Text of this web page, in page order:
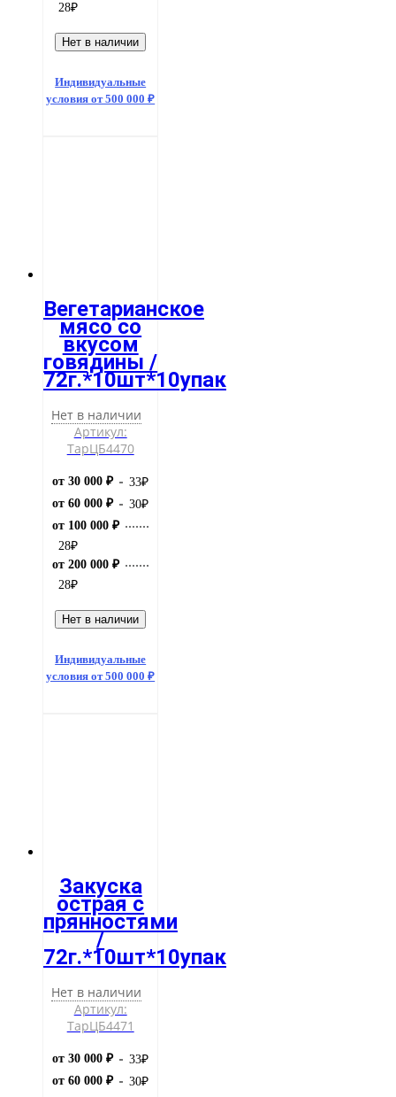
28₽
Нет в наличии
Индивидуальные
условия от 500 000 ₽
Вегетарианское
мясо со
вкусом
говядины /
72г.*10шт*10упак
Нет в наличии
Артикул:
ТарЦБ4470
от 30 000 ₽ 33₽
от 60 000 ₽
30₽
от 100 000 ₽
28₽
от 200 000 ₽
28₽
Нет в наличии
Индивидуальные
условия от 500 000 ₽
Закуска
острая с
прянностями
/
72г.*10шт*10упак
Нет в наличии
Артикул:
ТарЦБ4471
от 30 000 ₽ 33₽
от 60 000 ₽
30₽